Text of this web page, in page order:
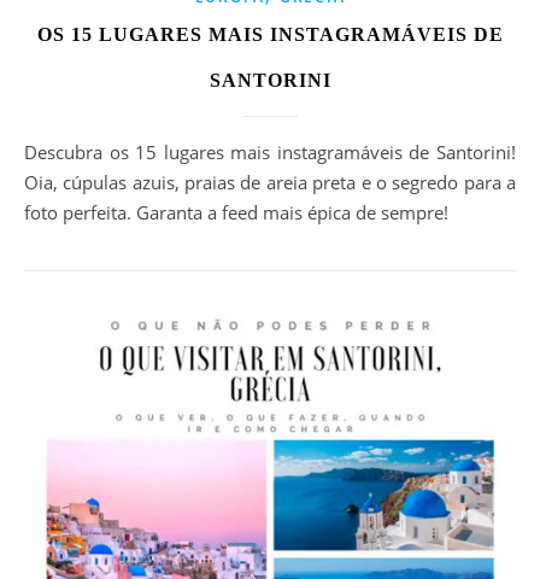
OS 15 LUGARES MAIS INSTAGRAMÁVEIS DE
SANTORINI
Descubra os 15 lugares mais instagramáveis de Santorini!
Oia, cúpulas azuis, praias de areia preta e o segredo para a
foto perfeita. Garanta a feed mais épica de sempre!